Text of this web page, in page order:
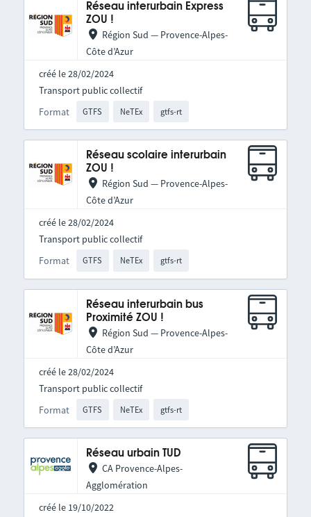
Réseau interurbain Express
ZOU !
Région Sud — Provence-Alpes-
Côte d’Azur
créé le 28/02/2024
Format GTFS NeTEx gtfs-rt
Transport public collectif
Réseau scolaire interurbain
ZOU !
Région Sud — Provence-Alpes-
Côte d’Azur
créé le 28/02/2024
Format GTFS NeTEx gtfs-rt
Transport public collectif
Réseau interurbain bus
Proximité ZOU !
Région Sud — Provence-Alpes-
Côte d’Azur
créé le 28/02/2024
Format GTFS NeTEx gtfs-rt
Transport public collectif
Réseau urbain TUD
CA Provence-Alpes-
Agglomération
créé le 19/10/2022